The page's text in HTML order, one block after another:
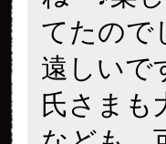
てたので
遠しいで
氏さまも